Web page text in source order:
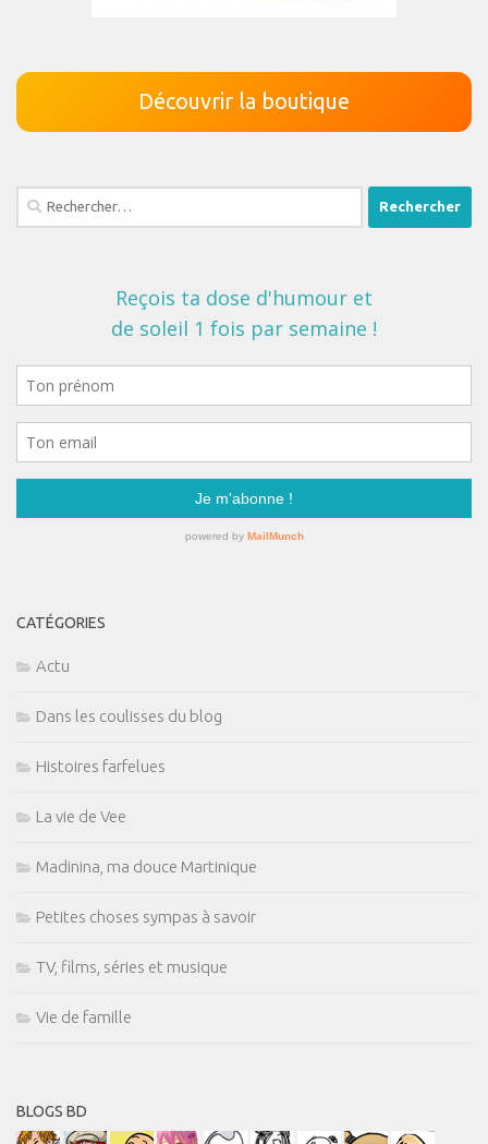
Découvrir la boutique
Rechercher :
CATÉGORIES
Actu
Dans les coulisses du blog
Histoires farfelues
La vie de Vee
Madinina, ma douce Martinique
Petites choses sympas à savoir
TV, films, séries et musique
Vie de famille
BLOGS BD